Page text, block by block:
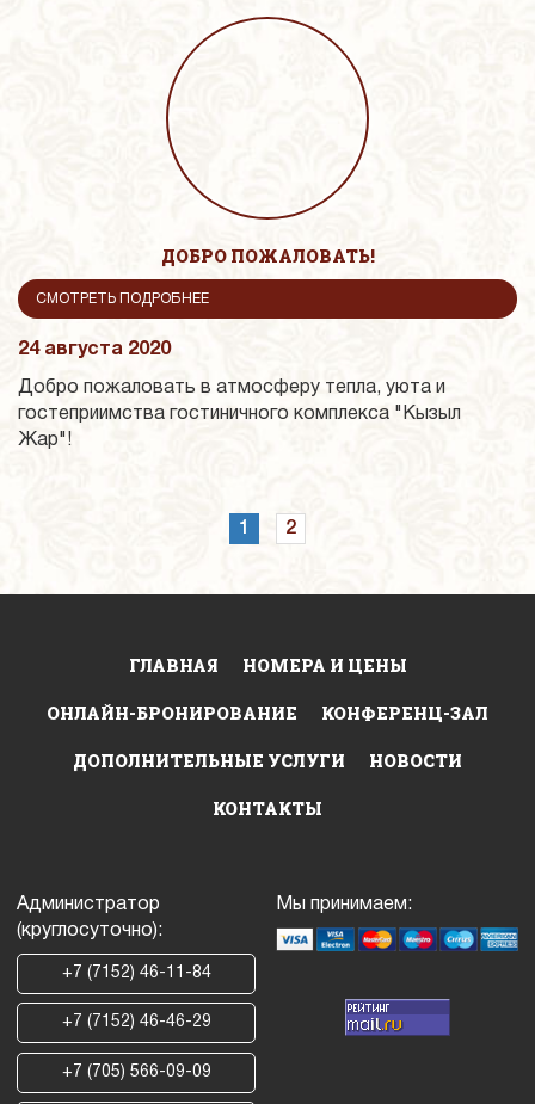
ДОБРО ПОЖАЛОВАТЬ!
СМОТРЕТЬ ПОДРОБНЕЕ
24 августа 2020
Добро пожаловать в атмосферу тепла, уюта и
гостеприимства гостиничного комплекса "Кызыл
Жар"!
1 2
ГЛАВНАЯ НОМЕРА И ЦЕНЫ
ОНЛАЙН-БРОНИРОВАНИЕ КОНФЕРЕНЦ-ЗАЛ
ДОПОЛНИТЕЛЬНЫЕ УСЛУГИ НОВОСТИ
КОНТАКТЫ
Администратор
(круглосуточно):
+7 (7152) 46-11-84
+7 (7152) 46-46-29
+7 (705) 566-09-09
Мы принимаем: